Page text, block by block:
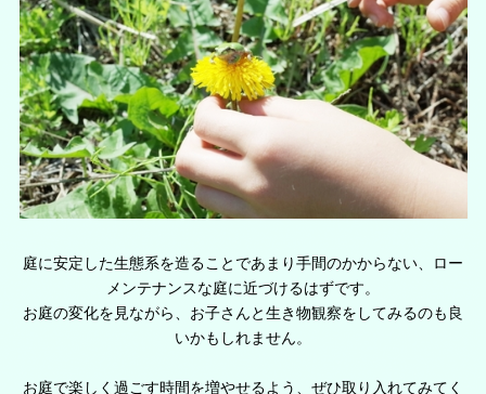
庭に安定した生態系を造ることであまり手間のかからない、ロー
メンテナンスな庭に近づけるはずです。
お庭の変化を見ながら、お子さんと生き物観察をしてみるのも良
いかもしれません。
お庭で楽しく過ごす時間を増やせるよう、ぜひ取り入れてみてく